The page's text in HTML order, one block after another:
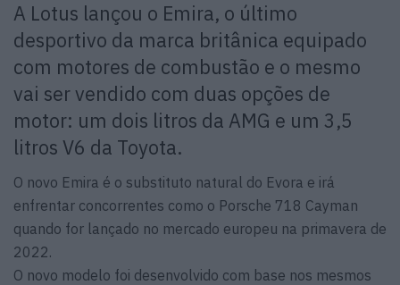
A Lotus lançou o Emira, o último
desportivo da marca britânica equipado
com motores de combustão e o mesmo
vai ser vendido com duas opções de
motor: um dois litros da AMG e um 3,5
litros V6 da Toyota.
O novo Emira é o substituto natural do Evora e irá
enfrentar concorrentes como o Porsche 718 Cayman
quando for lançado no mercado europeu na primavera de
2022.
O novo modelo foi desenvolvido com base nos mesmos